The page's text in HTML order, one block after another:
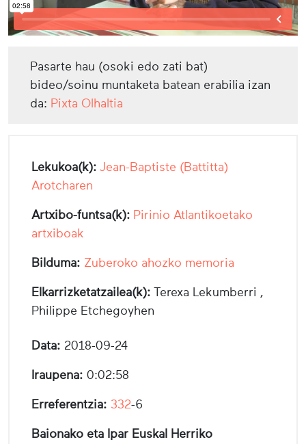
Pasarte hau (osoki edo zati bat)
bideo/soinu muntaketa batean erabilia izan
da: Pixta Olhaltia
Lekukoa(k): Jean-Baptiste (Battitta)
Arotcharen
Artxibo-funtsa(k): Pirinio Atlantikoetako
artxiboak
Bilduma: Zuberoko ahozko memoria
Elkarrizketatzailea(k): Terexa Lekumberri ,
Philippe Etchegoyhen
Data: 2018-09-24
Iraupena: 0:02:58
Erreferentzia: 332-6
Baionako eta Ipar Euskal Herriko